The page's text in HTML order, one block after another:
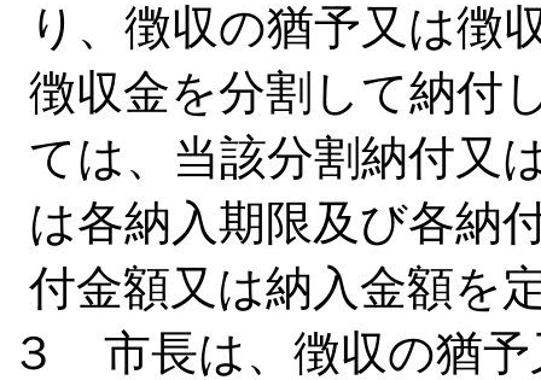
り、徴収の猶予又は徴
徴収金を分割して納付
ては、当該分割納付又
は各納入期限及び各納
付金額又は納入金額を
３ 市長は、徴収の猶予